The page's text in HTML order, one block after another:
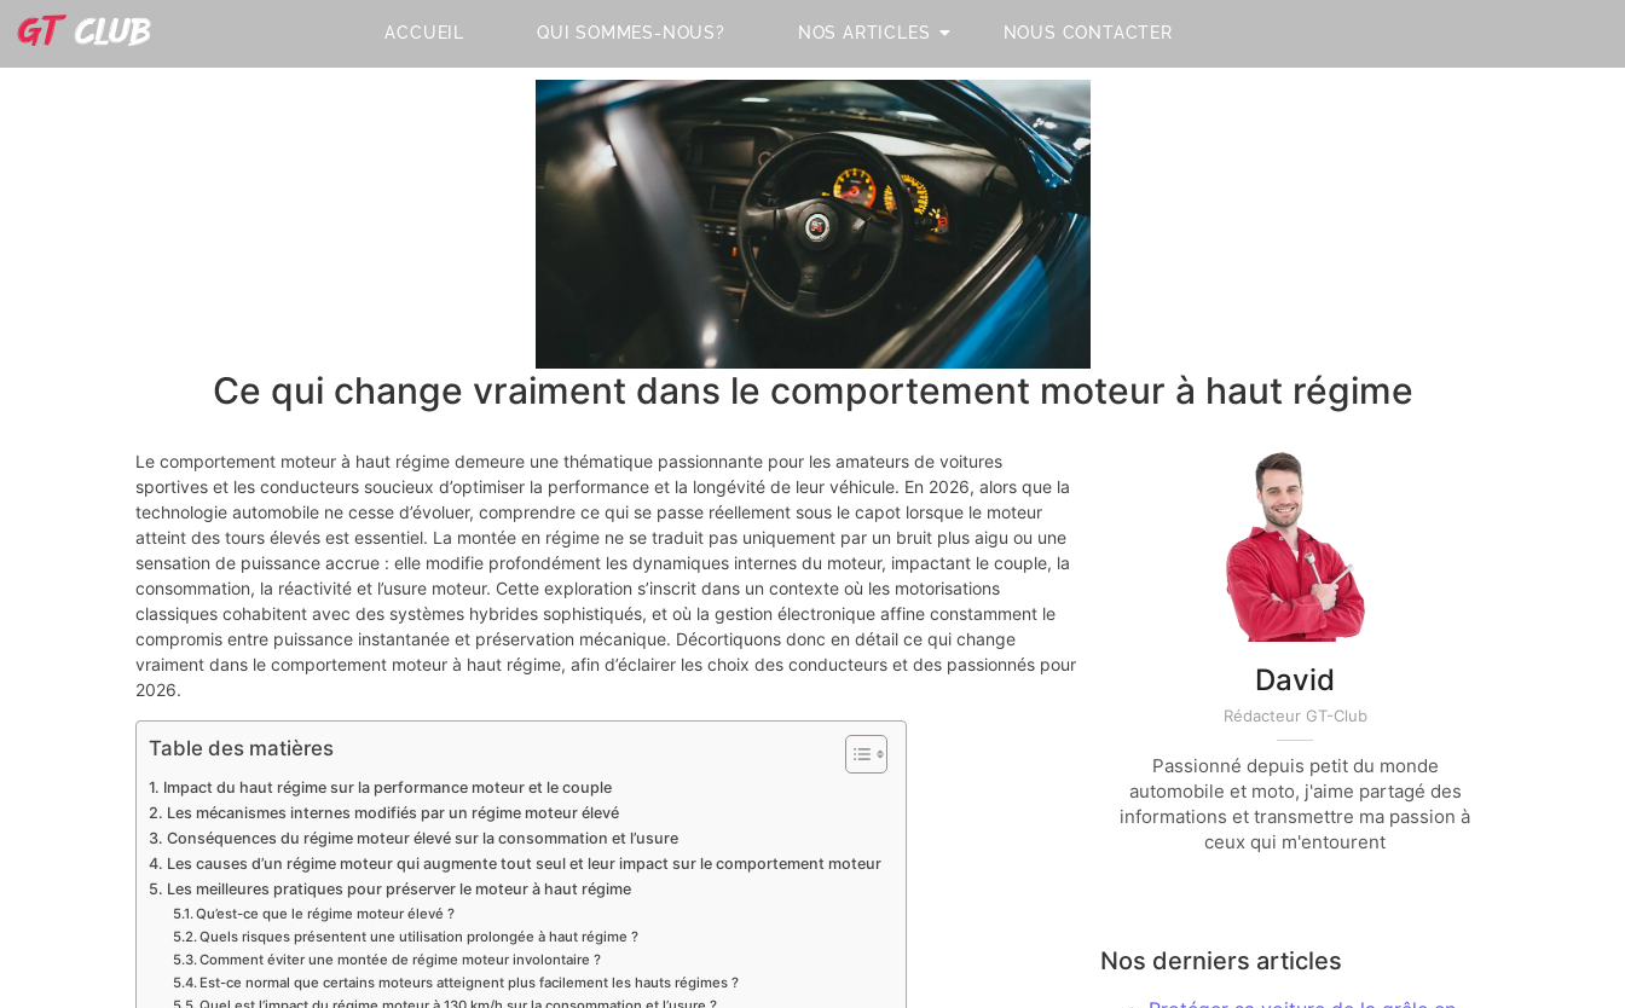
ACCUEIL QUI SOMMES-NOUS? NOS ARTICLES NOUS CONTACTER
Ce qui change vraiment dans le comportement moteur à haut régime
Le comportement moteur à haut régime demeure une thématique passionnante pour les amateurs de voitures
sportives et les conducteurs soucieux d’optimiser la performance et la longévité de leur véhicule. En 2026, alors que la
technologie automobile ne cesse d’évoluer, comprendre ce qui se passe réellement sous le capot lorsque le moteur
atteint des tours élevés est essentiel. La montée en régime ne se traduit pas uniquement par un bruit plus aigu ou une
sensation de puissance accrue : elle modifie profondément les dynamiques internes du moteur, impactant le couple, la
consommation, la réactivité et l’usure moteur. Cette exploration s’inscrit dans un contexte où les motorisations
classiques cohabitent avec des systèmes hybrides sophistiqués, et où la gestion électronique affine constamment le
compromis entre puissance instantanée et préservation mécanique. Décortiquons donc en détail ce qui change
vraiment dans le comportement moteur à haut régime, afin d’éclairer les choix des conducteurs et des passionnés pour
2026.
Table des matières
Impact du haut régime sur la performance moteur et le couple
Les mécanismes internes modifiés par un régime moteur élevé
Conséquences du régime moteur élevé sur la consommation et l’usure
Les causes d’un régime moteur qui augmente tout seul et leur impact sur le comportement moteur
Les meilleures pratiques pour préserver le moteur à haut régime
Qu’est-ce que le régime moteur élevé ?
Quels risques présentent une utilisation prolongée à haut régime ?
Comment éviter une montée de régime moteur involontaire ?
Est-ce normal que certains moteurs atteignent plus facilement les hauts régimes ?
David
Rédacteur GT-Club
Passionné depuis petit du monde
automobile et moto, j'aime partagé des
informations et transmettre ma passion à
ceux qui m'entourent
Nos derniers articles